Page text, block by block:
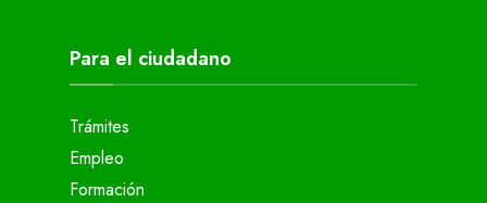
Para el ciudadano
Trámites
Empleo
Formación